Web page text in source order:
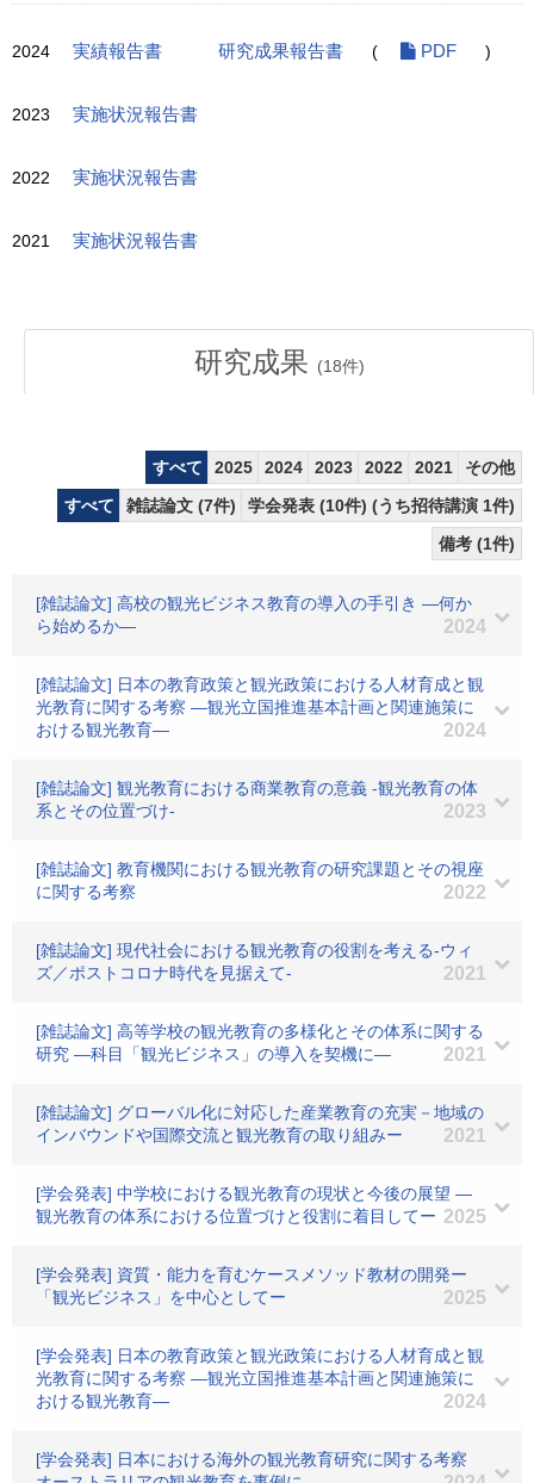
2024 実績報告書 研究成果報告書 ( PDF )
2023 実施状況報告書
2022 実施状況報告書
2021 実施状況報告書
研究成果 (18件)
すべて 2025 2024 2023 2022 2021
その他
すべて
雑誌論文 (7件)
学会発表 (10件) (うち招待講演 1件)
備考 (1件)
[雑誌論文] 高校の観光ビジネス教育の導入の手引き ―何か
ら始めるか―
2024
[雑誌論文] 日本の教育政策と観光政策における人材育成と観
光教育に関する考察 ―観光立国推進基本計画と関連施策に
おける観光教育―
2024
[雑誌論文] 観光教育における商業教育の意義 ‐観光教育の体
系とその位置づけ‐
2023
[雑誌論文] 教育機関における観光教育の研究課題とその視座
に関する考察
2022
[雑誌論文] 現代社会における観光教育の役割を考える-ウィ
ズ／ポストコロナ時代を見据えて-
2021
[雑誌論文] 高等学校の観光教育の多様化とその体系に関する
研究 ―科目「観光ビジネス」の導入を契機に―
2021
[雑誌論文] グローバル化に対応した産業教育の充実－地域の
インバウンドや国際交流と観光教育の取り組みー
2021
[学会発表] 中学校における観光教育の現状と今後の展望 ―
観光教育の体系における位置づけと役割に着目してー 2025
[学会発表] 資質・能力を育むケースメソッド教材の開発ー
「観光ビジネス」を中心としてー
2025
[学会発表] 日本の教育政策と観光政策における人材育成と観
光教育に関する考察 ―観光立国推進基本計画と関連施策に
おける観光教育―
2024
[学会発表] 日本における海外の観光教育研究に関する考察